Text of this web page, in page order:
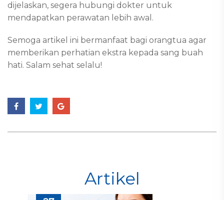
dijelaskan, segera hubungi dokter untuk
mendapatkan perawatan lebih awal.
Semoga artikel ini bermanfaat bagi orangtua agar
memberikan perhatian ekstra kepada sang buah
hati. Salam sehat selalu!
Artikel